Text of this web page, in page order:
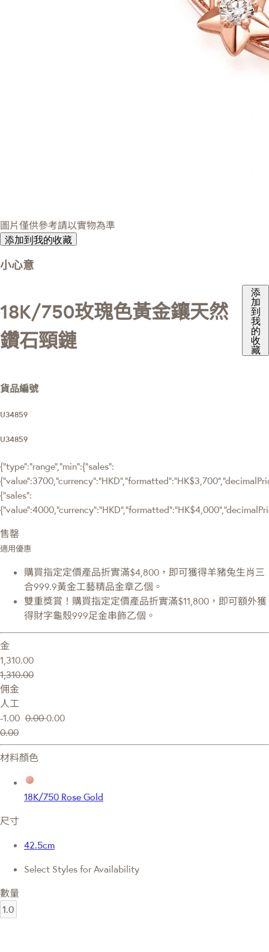
圖片僅供參考請以實物為準
添加到我的收藏
小心意
18K/750玫瑰色黃金鑲天然
鑽石頸鏈
添
加
到
我
的
收
藏
貨品編號
U34859
U34859
{"type":"range","min":{"sales":
{"sales":
售罄
適用優惠
購買指定定價產品折實滿$4,800，即可獲得羊豬兔生肖三
合999.9黃金工藝精品金章乙個。
雙重獎賞！購買指定定價產品折實滿$11,800，即可額外獲
得財字龜殼999足金串飾乙個。
金
1,310.00
1,310.00
佣金
人工
-1.00 0.000.00
0.00
材料顏色
18K/750 Rose Gold
尺寸
42.5cm
Select Styles for Availability
數量